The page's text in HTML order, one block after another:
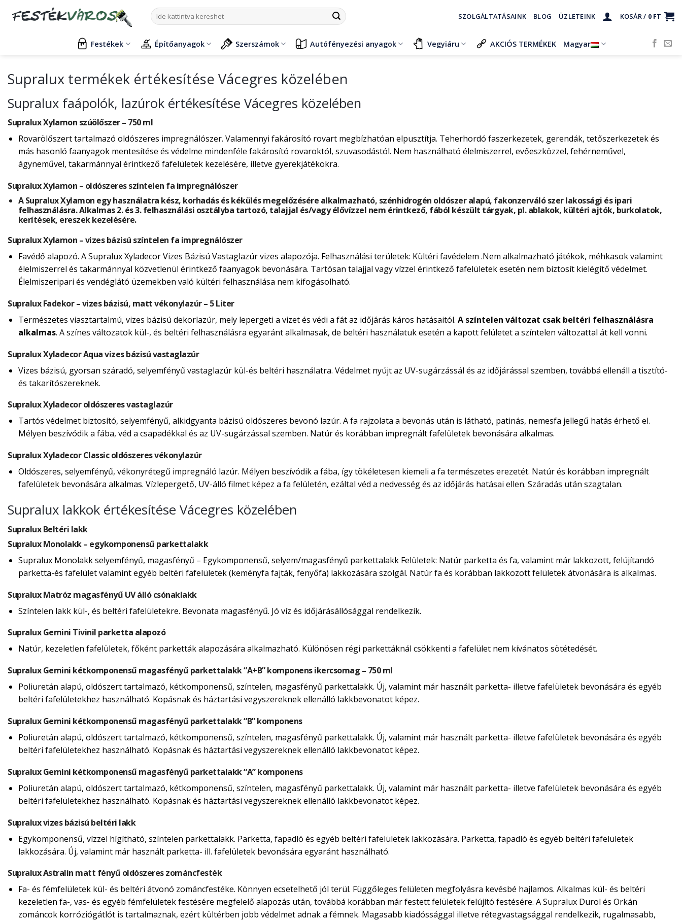
Keresés
a
SZOLGÁLTATÁSAINK BLOG ÜZLETEINK KOSÁR / 0 FT
Festékek Építőanyagok Szerszámok Autófényezési anyagok Vegyiáru AKCIÓS TERMÉKEK Magyar
Supralux termékek értékesítése Vácegres közelében
Supralux faápolók, lazúrok értékesítése Vácegres közelében
Supralux Xylamon szúölőszer – 750 ml
Rovarölőszert tartalmazó oldószeres impregnálószer. Valamennyi fakárosító rovart megbízhatóan elpusztítja. Teherhordó faszerkezetek, gerendák, tetőszerkezetek és
más hasonló faanyagok mentesítése és védelme mindenféle fakárosító rovaroktól, szuvasodástól. Nem használható élelmiszerrel, evőeszközzel, fehérneművel,
ágyneművel, takarmánnyal érintkező fafelületek kezelésére, illetve gyerekjátékokra.
Supralux Xylamon – oldószeres színtelen fa impregnálószer
A Supralux Xylamon egy használatra kész, korhadás és kékülés megelőzésére alkalmazható, szénhidrogén oldószer alapú, fakonzerváló szer lakossági és ipari
felhasználásra. Alkalmas 2. és 3. felhasználási osztályba tartozó, talajjal és/vagy élővízzel nem érintkező, fából készült tárgyak, pl. ablakok, kültéri ajtók, burkolatok,
kerítések, ereszek kezelésére.
Supralux Xylamon – vizes bázisú színtelen fa impregnálószer
Favédő alapozó. A Supralux Xyladecor Vizes Bázisú Vastaglazúr vizes alapozója. Felhasználási területek: Kültéri favédelem .Nem alkalmazható játékok, méhkasok valamint
élelmiszerrel és takarmánnyal közvetlenül érintkező faanyagok bevonására. Tartósan talajjal vagy vízzel érintkező fafelületek esetén nem biztosít kielégítő védelmet.
Élelmiszeripari és vendéglátó üzemekben való kültéri felhasználása nem kifogásolható.
Supralux Fadekor – vizes bázisú, matt vékonylazúr – 5 Liter
Természetes viasztartalmú, vizes bázisú dekorlazúr, mely lepergeti a vizet és védi a fát az időjárás káros hatásaitól. A színtelen változat csak beltéri felhasználásra
alkalmas. A színes változatok kül-, és beltéri felhasználásra egyaránt alkalmasak, de beltéri használatuk esetén a kapott felületet a színtelen változattal át kell vonni.
Supralux Xyladecor Aqua vizes bázisú vastaglazúr
Vizes bázisú, gyorsan száradó, selyemfényű vastaglazúr kül-és beltéri használatra. Védelmet nyújt az UV-sugárzássál és az időjárással szemben, továbbá ellenáll a tisztító-
és takarítószereknek.
Supralux Xyladecor oldószeres vastaglazúr
Tartós védelmet biztosító, selyemfényű, alkidgyanta bázisú oldószeres bevonó lazúr. A fa rajzolata a bevonás után is látható, patinás, nemesfa jellegű hatás érhető el.
Mélyen beszívódik a fába, véd a csapadékkal és az UV-sugárzással szemben. Natúr és korábban impregnált fafelületek bevonására alkalmas.
Supralux Xyladecor Classic oldószeres vékonylazúr
Oldószeres, selyemfényű, vékonyrétegű impregnáló lazúr. Mélyen beszívódik a fába, így tökéletesen kiemeli a fa természetes erezetét. Natúr és korábban impregnált
fafelületek bevonására alkalmas. Vízlepergető, UV-álló filmet képez a fa felületén, ezáltal véd a nedvesség és az időjárás hatásai ellen. Száradás után szagtalan.
Supralux lakkok értékesítése Vácegres közelében
Supralux Beltéri lakk
Supralux Monolakk – egykomponensű parkettalakk
Supralux Monolakk selyemfényű, magasfényű – Egykomponensű, selyem/magasfényű parkettalakk Felületek: Natúr parketta és fa, valamint már lakkozott, felújítandó
parketta-és fafelület valamint egyéb beltéri fafelületek (keményfa fajták, fenyőfa) lakkozására szolgál. Natúr fa és korábban lakkozott felületek átvonására is alkalmas.
Supralux Matróz magasfényű UV álló csónaklakk
Színtelen lakk kül-, és beltéri fafelületekre. Bevonata magasfényű. Jó víz és időjárásállósággal rendelkezik.
Supralux Gemini Tivinil parketta alapozó
Natúr, kezeletlen fafelületek, főként parketták alapozására alkalmazható. Különösen régi parkettáknál csökkenti a fafelület nem kívánatos sötétedését.
Supralux Gemini kétkomponensű magasfényű parkettalakk “A+B” komponens ikercsomag – 750 ml
Poliuretán alapú, oldószert tartalmazó, kétkomponensű, színtelen, magasfényű parkettalakk. Új, valamint már használt parketta- illetve fafelületek bevonására és egyéb
beltéri fafelületekhez használható. Kopásnak és háztartási vegyszereknek ellenálló lakkbevonatot képez.
Supralux Gemini kétkomponensű magasfényű parkettalakk “B” komponens
Poliuretán alapú, oldószert tartalmazó, kétkomponensű, színtelen, magasfényű parkettalakk. Új, valamint már használt parketta- illetve fafelületek bevonására és egyéb
beltéri fafelületekhez használható. Kopásnak és háztartási vegyszereknek ellenálló lakkbevonatot képez.
Supralux Gemini kétkomponensű magasfényű parkettalakk “A” komponens
Poliuretán alapú, oldószert tartalmazó, kétkomponensű, színtelen, magasfényű parkettalakk. Új, valamint már használt parketta- illetve fafelületek bevonására és egyéb
beltéri fafelületekhez használható. Kopásnak és háztartási vegyszereknek ellenálló lakkbevonatot képez.
Supralux vizes bázisú beltéri lakk
Egykomponensű, vízzel hígítható, színtelen parkettalakk. Parketta, fapadló és egyéb beltéri fafelületek lakkozására. Parketta, fapadló és egyéb beltéri fafelületek
lakkozására. Új, valamint már használt parketta- ill. fafelületek bevonására egyaránt használható.
Supralux Astralin matt fényű oldószeres zománcfesték
Fa- és fémfelületek kül- és beltéri átvonó zománcfestéke. Könnyen ecsetelhető jól terül. Függőleges felületen megfolyásra kevésbé hajlamos. Alkalmas kül- és beltéri
kezeletlen fa-, vas- és egyéb fémfelületek festésére megfelelő alapozás után, továbbá korábban már festett felületek felújító festésére. A Supralux Durol és Orkán
zománcok korróziógátlót is tartalmaznak, ezért kültérben jobb védelmet adnak a fémnek. Magasabb kiadóssággal illetve rétegvastagsággal rendelkezik, rugalmasabb,